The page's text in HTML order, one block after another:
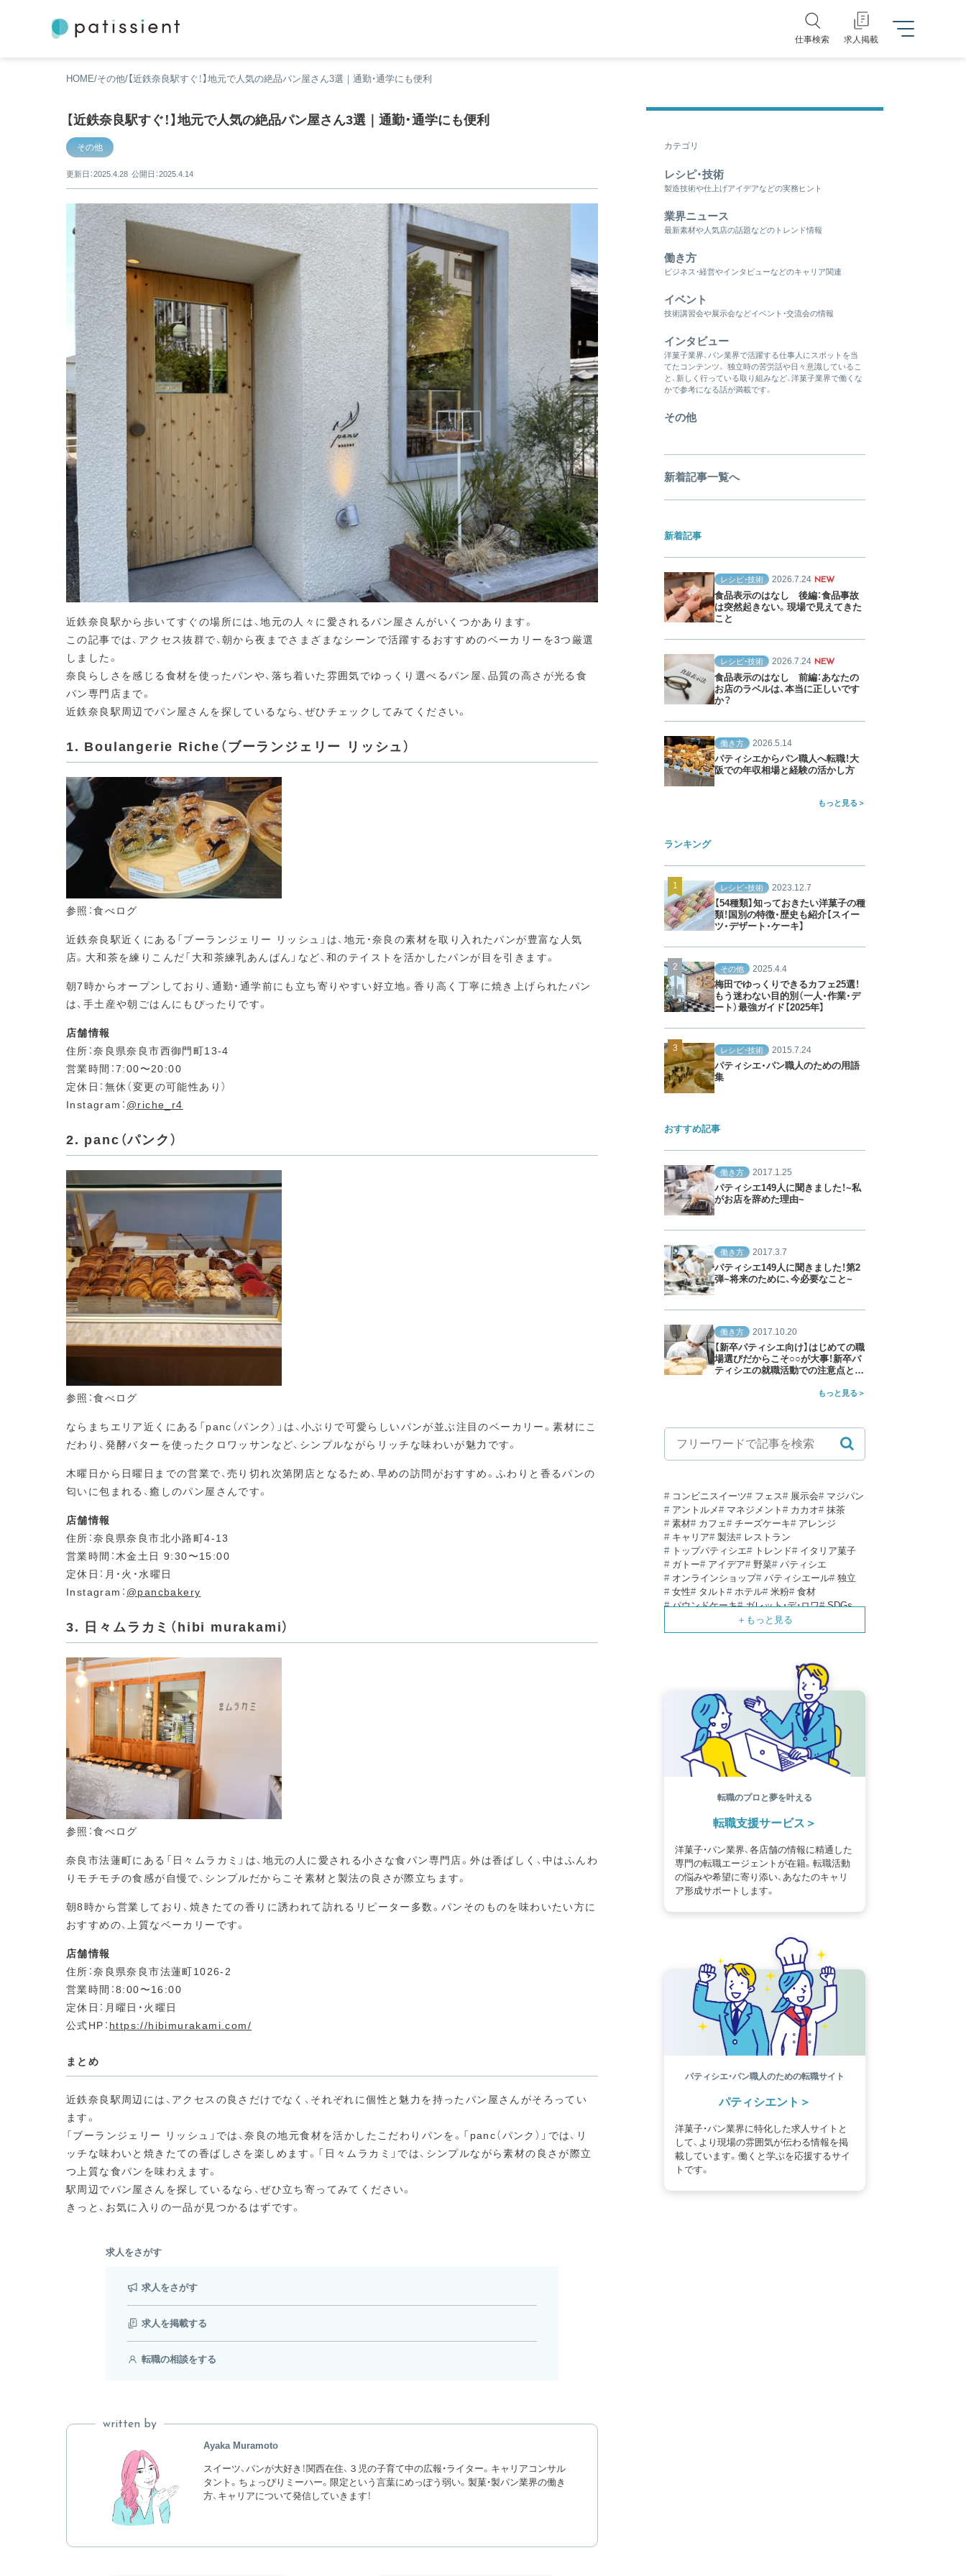
仕事検索 求人掲載
HOME その他 【近鉄奈良駅すぐ！】地元で人気の絶品パン屋さん3選｜通勤・通学にも便利
【近鉄奈良駅すぐ！】地元で人気の絶品パン屋さん3選｜通勤・通学にも便利
その他
更新日：2025.4.28 公開日：2025.4.14
近鉄奈良駅から歩いてすぐの場所には、地元の人々に愛されるパン屋さんがいくつかあります。
この記事では、アクセス抜群で、朝から夜までさまざまなシーンで活躍するおすすめのベーカリーを3つ厳選
しました。
奈良らしさを感じる食材を使ったパンや、落ち着いた雰囲気でゆっくり選べるパン屋、品質の高さが光る食
パン専門店まで。
近鉄奈良駅周辺でパン屋さんを探しているなら、ぜひチェックしてみてください。​
1. Boulangerie Riche（ブーランジェリー リッシュ）
参照：食べログ
近鉄奈良駅近くにある「ブーランジェリー リッシュ」は、地元・奈良の素材を取り入れたパンが豊富な人気
店。大和茶を練りこんだ「大和茶練乳あんぱん」など、和のテイストを活かしたパンが目を引きます。
朝7時からオープンしており、通勤・通学前にも立ち寄りやすい好立地。香り高く丁寧に焼き上げられたパン
は、手土産や朝ごはんにもぴったりです。
店舗情報
住所：奈良県奈良市西御門町13-4
営業時間：7:00〜20:00
定休日：無休（変更の可能性あり）
Instagram： @riche_r4
2. panc（パンク）
参照：食べログ
ならまちエリア近くにある「panc（パンク）」は、小ぶりで可愛らしいパンが並ぶ注目のベーカリー。素材にこ
だわり、発酵バターを使ったクロワッサンなど、シンプルながらリッチな味わいが魅力です。
木曜日から日曜日までの営業で、売り切れ次第閉店となるため、早めの訪問がおすすめ。ふわりと香るパンの
匂いに包まれる、癒しのパン屋さんです。
店舗情報
住所：奈良県奈良市北小路町4-13
営業時間：木金土日 9:30〜15:00
定休日：月・火・水曜日
Instagram： @pancbakery
3. 日々ムラカミ（hibi murakami）
参照：食べログ
奈良市法蓮町にある「日々ムラカミ」は、地元の人に愛される小さな食パン専門店。外は香ばしく、中はふんわ
りモチモチの食感が自慢で、シンプルだからこそ素材と製法の良さが際立ちます。
朝8時から営業しており、焼きたての香りに誘われて訪れるリピーター多数。パンそのものを味わいたい方に
おすすめの、上質なベーカリーです。
店舗情報
住所：奈良県奈良市法蓮町1026-2
営業時間：8:00〜16:00
定休日：月曜日・火曜日
公式HP： https://hibimurakami.com/
まとめ
近鉄奈良駅周辺には、アクセスの良さだけでなく、それぞれに個性と魅力を持ったパン屋さんがそろってい
ます。
「ブーランジェリー リッシュ」では、奈良の地元食材を活かしたこだわりパンを。「panc（パンク）」では、リ
ッチな味わいと焼きたての香ばしさを楽しめます。「日々ムラカミ」では、シンプルながら素材の良さが際立
つ上質な食パンを味わえます。
駅周辺でパン屋さんを探しているなら、ぜひ立ち寄ってみてください。
きっと、お気に入りの一品が見つかるはずです。
求人をさがす
求人をさがす
求人を掲載する
転職の相談をする
written by
Ayaka Muramoto
スイーツ、パンが大好き！関西在住、３児の子育て中の広報・ライター。キャリアコンサル
タント。ちょっぴりミーハー。限定という言葉にめっぽう弱い。製菓・製パン業界の働き
方、キャリアについて発信していきます！
カテゴリ
レシピ・技術
製造技術や仕上げアイデアなどの実務ヒント
業界ニュース
最新素材や人気店の話題などのトレンド情報
働き方
ビジネス・経営やインタビューなどのキャリア関連
イベント
技術講習会や展示会などイベント・交流会の情報
インタビュー
洋菓子業界、パン業界で活躍する仕事人にスポットを当
てたコンテンツ。 独立時の苦労話や日々意識しているこ
と、新しく行っている取り組みなど、洋菓子業界で働くな
かで参考になる話が満載です。
その他
新着記事一覧へ
新着記事
レシピ・技術 2026.7.24 NEW
食品表示のはなし 後編：食品事故
は突然起きない。現場で見えてきた
こと
レシピ・技術 2026.7.24 NEW
食品表示のはなし 前編：あなたの
お店のラベルは、本当に正しいです
か？
働き方 2026.5.14
パティシエからパン職人へ転職！大
阪での年収相場と経験の活かし方
もっと見る
ランキング
レシピ・技術 2023.12.7
【54種類】知っておきたい洋菓子の種
類！国別の特徴・歴史も紹介【スイー
ツ・デザート・ケーキ】
その他 2025.4.4
梅田でゆっくりできるカフェ25選！
もう迷わない目的別（一人・作業・デ
ート）最強ガイド【2025年】
レシピ・技術 2015.7.24
パティシエ・パン職人のための用語
集
おすすめ記事
働き方 2017.1.25
パティシエ149人に聞きました！~私
がお店を辞めた理由~
働き方 2017.3.7
パティシエ149人に聞きました！第2
弾~将来のために、今必要なこと~
働き方 2017.10.20
【新卒パティシエ向け】はじめての職
場選びだからこそ○○が大事！新卒パ
ティシエの就職活動での注意点と
もっと見る
コンビニスイーツ フェス 展示会
マジパン
アントルメ
マネジメント カカオ
抹茶
素材
カフェ チーズケーキ
アレンジ
キャリア
製法
レストラン
トップパティシエ
トレンド
イタリア菓子
ガトー
アイデア 野菜
パティシエ
オンラインショップ
パティシエール
独立
女性
タルト ホテル 米粉
食材
パウンドケーキ
ガレット・デ・ロワ
SDGs
モンブラン
書籍紹介
基礎知識
海外 イースター
フルーツ
コンテスト
販売促進
就職活動
スイーツ
IT 業界事情
講習会
潜入レポート
クリスマス
新人パティシエ
インタビュー
アンケート
働き方
フリーランス
専門店 コロナ対策
デザイン
ウェデイングケーキ
バレンタイン
ショコラティエ
アジア
ベーカリー
ワークライフバランス
生菓子
オーブン担当
チョコレート
身体のケア
転職のプロと夢を叶える
転職支援サービス
洋菓子・パン業界、各店舗の情報に精通した
専門の転職エージェントが在籍。転職活動
の悩みや希望に寄り添い、あなたのキャリ
ア形成サポートします。
パティシエ・パン職人のための転職サイト
パティシエント
洋菓子・パン業界に特化した求人サイトと
して、より現場の雰囲気が伝わる情報を掲
載しています。働くと学ぶを応援するサイ
トです。